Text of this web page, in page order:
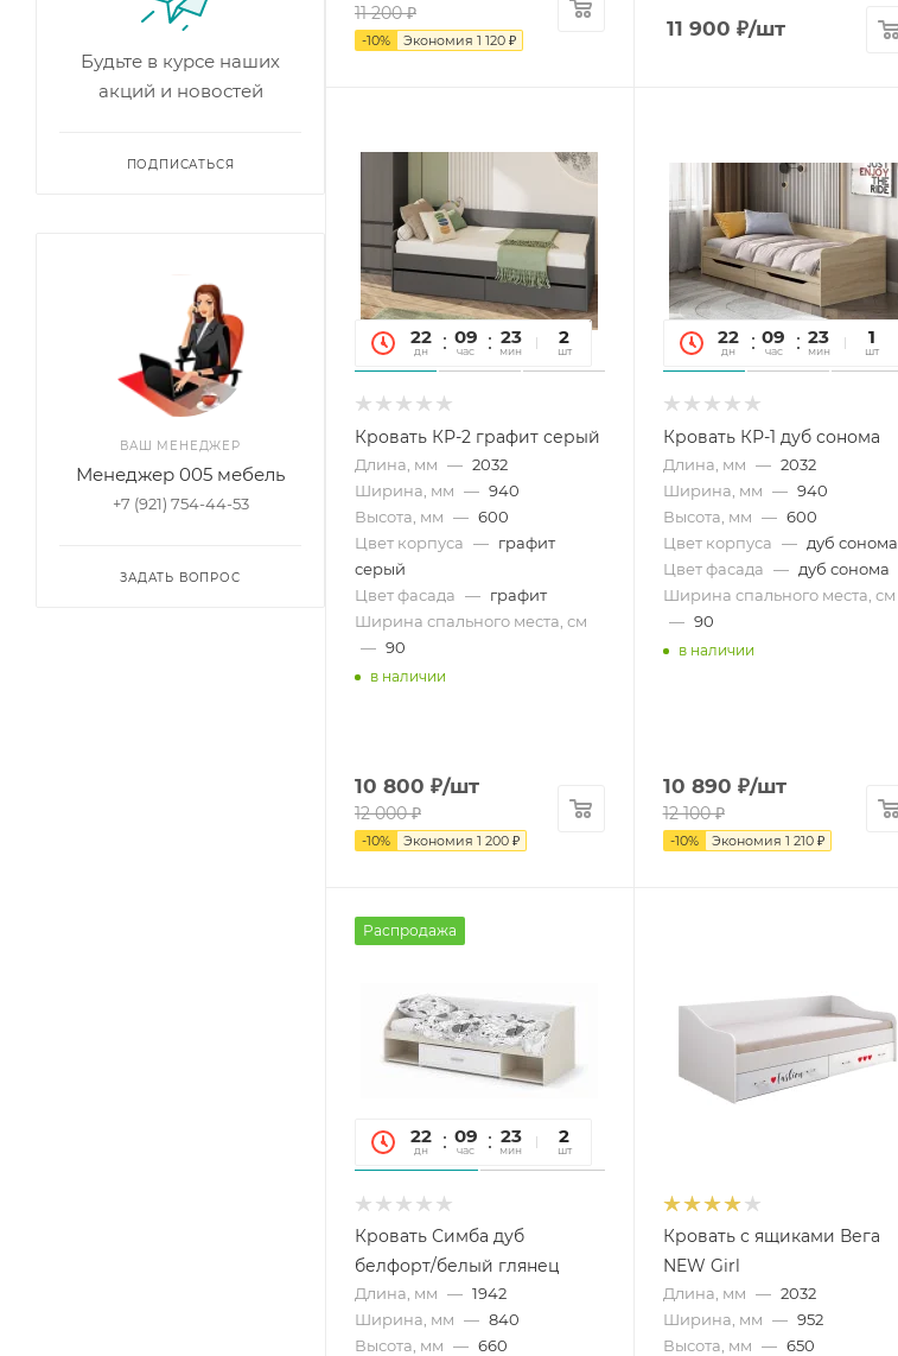
11 200₽
-10% Экономия 1 120 ₽ 11 900 ₽/шт
22
дн
09
час
23
мин
27
сек
2
шт
Кровать КР-2 графит серый
Длина, мм — 2032
Ширина, мм — 940
Высота, мм — 600
Цвет корпуса — графит
серый
Цвет фасада — графит
Ширина спального места, см
— 90
в наличии
10 800 ₽/шт
12 000₽
-10% Экономия 1 200 ₽
22
дн
09
час
23
мин
27
сек
1
шт
Кровать КР-1 дуб сонома
Длина, мм — 2032
Ширина, мм — 940
Высота, мм — 600
Цвет корпуса — дуб сонома
Цвет фасада — дуб сонома
Ширина спального места, см
— 90
в наличии
10 890 ₽/шт
12 100₽
-10% Экономия 1 210₽
Распродажа
22
дн
09
час
23
мин
27
сек
2
шт
Кровать Симба дуб
белфорт/белый глянец
Длина, мм — 1942
Ширина, мм — 840
Высота, мм — 660
Кровать с ящиками Вега
NEW Girl
Длина, мм — 2032
Ширина, мм — 952
Высота, мм — 650
Будьте в курсе наших
акций и новостей
ПОДПИСАТЬСЯ
ВАШ МЕНЕДЖЕР
Менеджер 005 мебель
+7 (921) 754-44-53
ЗАДАТЬ ВОПРОС